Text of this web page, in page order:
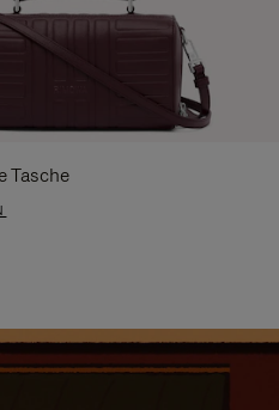
Tasche